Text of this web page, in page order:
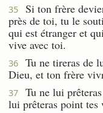
35
Si ton frère
près de toi, tu le
qui est étranger et
vive avec toi.
36
Tu ne tireras de
Dieu, et ton frère
37
Tu ne lui
lui prêteras point tes